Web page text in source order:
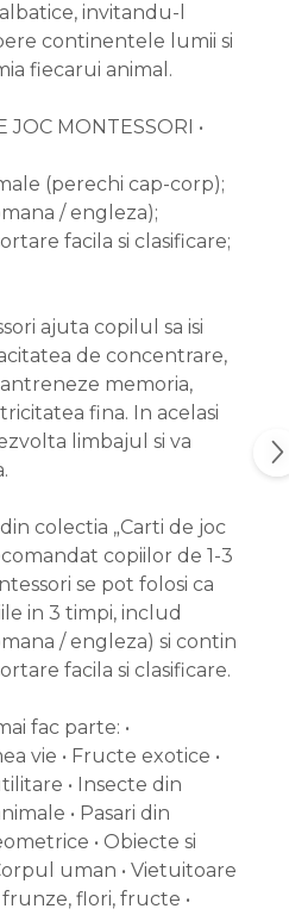
invitandu-l
continentele lumii si
fiecarui animal.
JOC MONTESSORI •
(perechi cap-corp);
/ engleza);
facila si clasificare;
ajuta copilul sa isi
de concentrare,
antreneze memoria,
fina. In acelasi
limbajul si va
colectia „Carti de joc
copiilor de 1-3
se pot folosi ca
in 3 timpi, includ
/ engleza) si contin
facila si clasificare.
fac parte: •
vie • Fructe exotice •
• Insecte din
• Pasari din
• Obiecte si
uman • Vietuitoare
frunze, flori, fructe •